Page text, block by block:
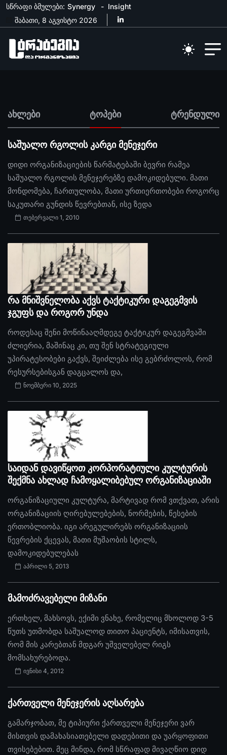
სწრაფი ბმულები: Synergy
Insight
შაბათი, 8 აგვისტო 2026
ახლები ტოპები ტრენდული
საშუალო რგოლის კარგი მენეჯერი
დიდი ორგანიზაციების წარმატებაში ბევრი რამეა
საშუალო რგოლის მენეჯერებზე დამოკიდებული. მათი
მონდომება, ჩართულობა, მათი ურთიერთობები როგორც
საკუთარი გუნდის წევრებთან, ისე ზედა
თებერვალი 1, 2010
რა მნიშვნელობა აქვს ტაქტიკური დაგეგმვის
ჯგუფს და როგორ უნდა
როდესაც შენი მოწინააღმდეგე ტაქტიკურ დაგეგმვაში
ძლიერია, მაშინაც კი, თუ შენ სტრატეგიული
უპირატესობები გაქვს, შეიძლება ისე გებრძოლოს, რომ
რესურსებისგან დაგცალოს და,
ნოემბერი 10, 2025
საიდან დავიწყოთ კორპორატიული კულტურის
შექმნა ახლად ჩამოყალიბებულ ორგანიზაციაში
ორგანიზაციული კულტურა, მარტივად რომ ვთქვათ, არის
ორგანიზაციის ღირებულებების, ნორმების, წესების
ერთობლიობა. იგი არეგულირებს ორგანიზაციის
წევრების ქცევას, მათი მუშაობის სტილს,
დამოკიდებულებას
აპრილი 5, 2013
მამოძრავებელი მიზანი
ერთხელ, მახსოვს, ექიმი ვნახე, რომელიც მხოლოდ 3-5
წუთს უთმობდა საშუალოდ თითო პაციენტს, იმისათვის,
რომ მის კარებთან მდგარ უშველებელ რიგს
მომსახურებოდა.
ივნისი 4, 2012
ქართველი მენეჯერის აღსარება
გამარჯობათ, მე ტიპიური ქართველი მენეჯერი ვარ
მისთვის დამახასიათებელი დადებითი და უარყოფითი
თვისებებით. მეც მინდა, რომ სწრაფად მივაღწიო დიდ